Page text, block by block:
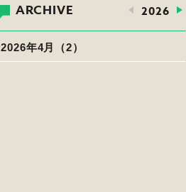
ARCHIVE 2026
2026年4月（2）